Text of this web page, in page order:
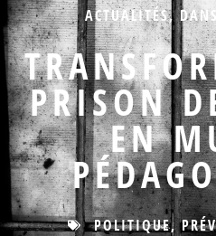
ACTUALITÉS,
PRISON
EN
POLITIQUE,